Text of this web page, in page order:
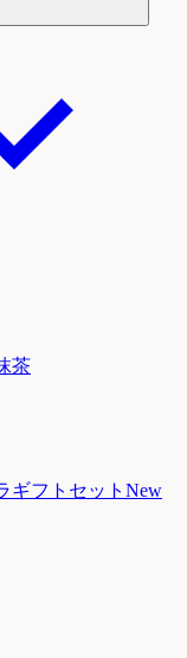
茶
ギフトセットNew